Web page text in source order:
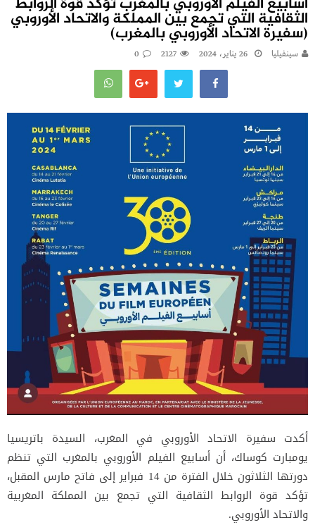
الثقافية التي تجمع بين المملكة والاتحاد الأوروبي
(سفيرة الاتحاد الأوروبي بالمغرب)
سينفيليا 26 يناير، 2024 2127
0
أكدت سفيرة الاتحاد الأوروبي في المغرب، السيدة باتريسيا
يومبارت كوساك، أن أسابيع الفيلم الأوروبي بالمغرب التي تنظم
دورتها الثلاثون خلال الفترة من 14 فبراير إلى فاتح مارس المقبل،
تؤكد قوة الروابط الثقافية التي تجمع بين المملكة المغربية
والاتحاد الأوروبي.